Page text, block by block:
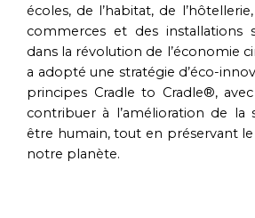
écoles, de l’habitat, de
commerces et des installations
dans la révolution de l’économie
a adopté une stratégie d’éco-
principes Cradle to Cradle®,
contribuer à l’amélioration de
être humain, tout en préservant
notre planète.